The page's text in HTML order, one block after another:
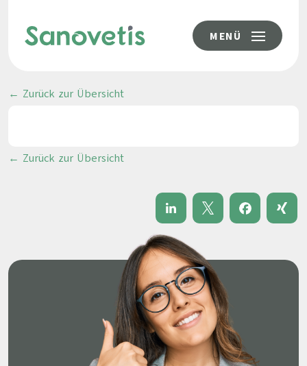
MENÜ
← Zurück zur Übersicht
← Zurück zur Übersicht